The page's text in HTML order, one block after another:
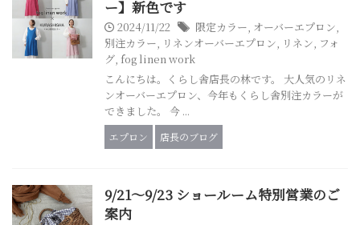
ー】新色です
2024/11/22 限定カラー, オーバーエプロン,
別注カラー, リネンオーバーエプロン, リネン, フォ
グ, fog linen work
こんにちは。くらし舎店長の林です。 大人気のリネ
ンオーバーエプロン、今年もくらし舎別注カラーが
できました。 今 ...
エプロン 店長のブログ
9/21～9/23 ショールーム特別営業のご
案内